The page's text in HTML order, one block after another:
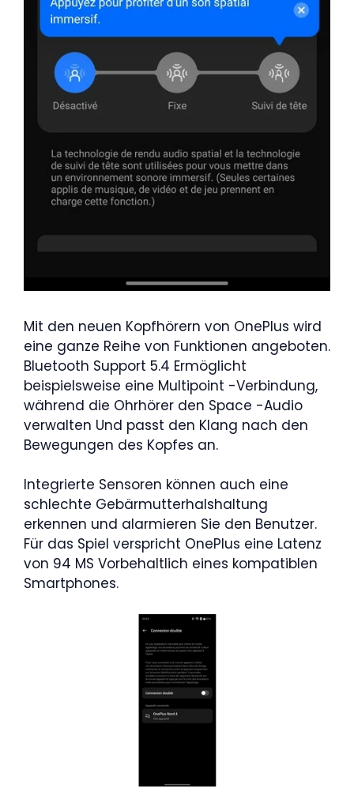
Mit den neuen Kopfhörern von OnePlus wird
eine ganze Reihe von Funktionen angeboten.
Bluetooth Support 5.4 Ermöglicht
beispielsweise eine Multipoint -Verbindung,
während die Ohrhörer den Space -Audio
verwalten Und passt den Klang nach den
Bewegungen des Kopfes an.
Integrierte Sensoren können auch eine
schlechte Gebärmutterhalshaltung
erkennen und alarmieren Sie den Benutzer.
Für das Spiel verspricht OnePlus eine Latenz
von 94 MS Vorbehaltlich eines kompatiblen
Smartphones.